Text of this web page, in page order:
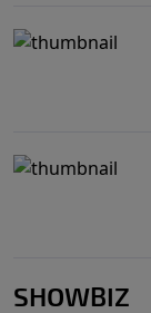
SHOWBIZ